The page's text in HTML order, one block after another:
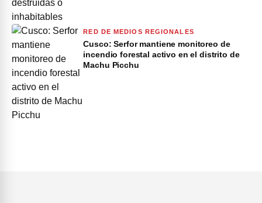
RED DE MEDIOS REGIONALES
Cusco: Serfor mantiene monitoreo de
incendio forestal activo en el distrito de
Machu Picchu